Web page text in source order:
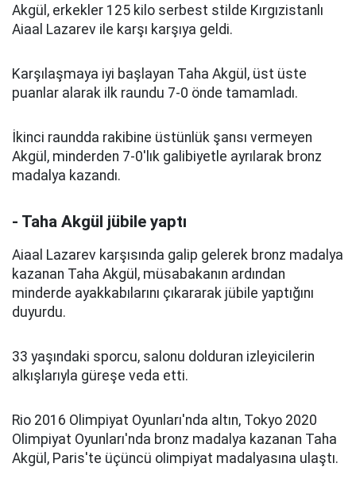
Akgül, erkekler 125 kilo serbest stilde Kırgızistanlı
Aiaal Lazarev ile karşı karşıya geldi.
Karşılaşmaya iyi başlayan Taha Akgül, üst üste
puanlar alarak ilk raundu 7-0 önde tamamladı.
İkinci raundda rakibine üstünlük şansı vermeyen
Akgül, minderden 7-0'lık galibiyetle ayrılarak bronz
madalya kazandı.
- Taha Akgül jübile yaptı
Aiaal Lazarev karşısında galip gelerek bronz madalya
kazanan Taha Akgül, müsabakanın ardından
minderde ayakkabılarını çıkararak jübile yaptığını
duyurdu.
33 yaşındaki sporcu, salonu dolduran izleyicilerin
alkışlarıyla güreşe veda etti.
Rio 2016 Olimpiyat Oyunları'nda altın, Tokyo 2020
Olimpiyat Oyunları'nda bronz madalya kazanan Taha
Akgül, Paris'te üçüncü olimpiyat madalyasına ulaştı.